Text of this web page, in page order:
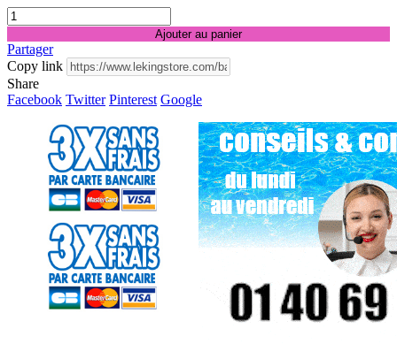
Ajouter au panier
Partager
Copy link
Share
Facebook Twitter Pinterest Google